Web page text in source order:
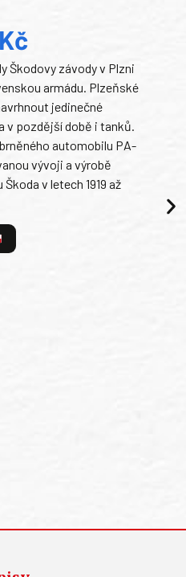
Škodovy závody v Plzni
armádu. Plzeňské
jedinečné
v pozdější době i tanků.
automobilu PA-
vývoji a výrobě
v letech 1919 až